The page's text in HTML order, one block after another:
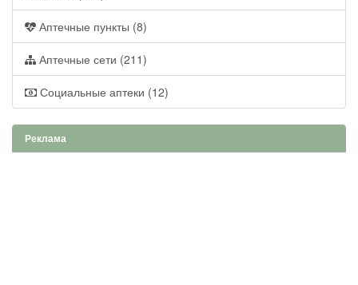
Аптечные пункты (8)
Аптечные сети (211)
Социальные аптеки (12)
Реклама